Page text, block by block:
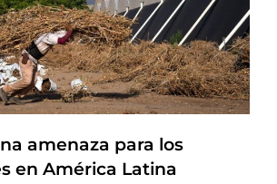
amenaza para los
en América Latina